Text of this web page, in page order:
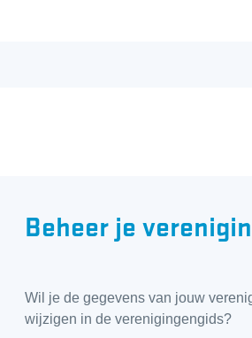
Beheer je
Wil je de gegevens van jouw
wijzigen in de verenigingengids?